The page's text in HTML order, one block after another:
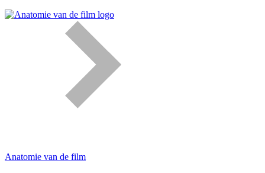
Anatomie van de film